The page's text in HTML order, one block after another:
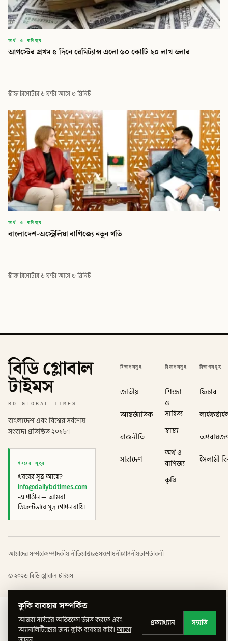
অর্থ ও বাণিজ্য
আগস্টের প্রথম ৫ দিনে রেমিট্যান্স এলো ৬০ কোটি ২০ লাখ ডলার
স্টাফ রিপোর্টার·৬ ঘণ্টা আগে·৩ মিনিট
অর্থ ও বাণিজ্য
বাংলাদেশ-অস্ট্রেলিয়া বাণিজ্যে নতুন গতি
স্টাফ রিপোর্টার·৬ ঘণ্টা আগে·৩ মিনিট
বিডি গ্লোবাল
টাইমস
BD GLOBAL TIMES
বাংলাদেশ এবং বিশ্বের সর্বশেষ
সংবাদ। প্রতিষ্ঠিত ২০১৮।
খবরের সূত্র
খবরের সূত্র আছে?
info@dailybdtimes.com
-এ পাঠান — আমরা
ডিফল্টভাবে সূত্র গোপন রাখি।
বিভাগসমূহ
জাতীয়
আন্তর্জাতিক
রাজনীতি
সারাদেশ
বিভাগসমূহ
শিক্ষা
ও
সাহিত্য
স্বাস্থ্য
অর্থ ও
বাণিজ্য
কৃষি
বিভাগসমূহ
ফিচার
ইসলামী
আমাদের সম্পর্কেসম্পাদকীয় নীতিমাস্টহেডসংশোধনীগোপনীয়তাশর্তাবলী
©২০২৬বিডি গ্লোবাল টাইমস
কুকি ব্যবহার সম্পর্কিত
আমরা সাইটের অভিজ্ঞতা উন্নত করতে এবং
অ্যানালিটিক্সের জন্য কুকি ব্যবহার করি।আরো
প্রত্যাখ্যান সম্মতি